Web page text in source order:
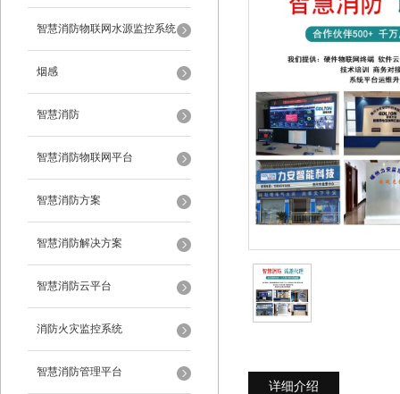
智慧消防物联网水源监控系统
烟感
智慧消防
智慧消防物联网平台
智慧消防方案
智慧消防解决方案
智慧消防云平台
消防火灾监控系统
智慧消防管理平台
详细介绍